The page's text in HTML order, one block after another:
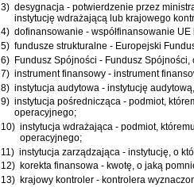
3) desygnacja - potwierdzenie przez
instytucję wdrażającą lub krajowego
4) dofinansowanie - współfinansowanie
5) fundusze strukturalne - Europejski
6) Fundusz Spójności - Fundusz
7) instrument finansowy - instrument
8) instytucja audytowa - instytucję
9) instytucja pośrednicząca - podmiot,
operacyjnego;
10) instytucja wdrażająca - podmiot,
operacyjnego;
11) instytucja zarządzająca - instytucję, o
12) korekta finansowa - kwotę, o jaką
13) krajowy kontroler - kontrolera